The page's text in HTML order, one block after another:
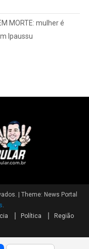
MORTE: mulher é
Ipaussu
Theme: News Portal
.
Política
Região